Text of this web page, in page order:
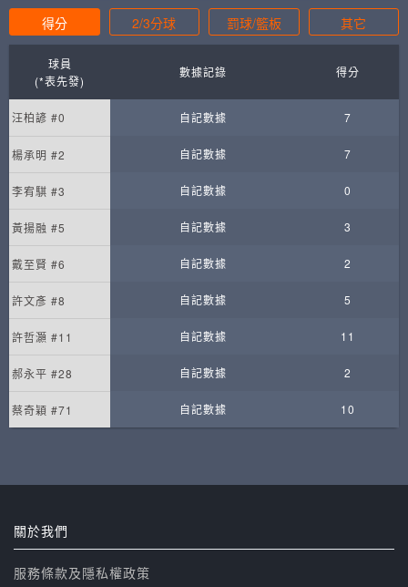
得分 2/3分球 罰球/籃板 其它
球員
(*表先發)
數據記錄 得分
汪柏諺 #0 自記數據 7
楊承明 #2 自記數據 7
李宥騏 #3 自記數據 0
黃揚融 #5 自記數據 3
戴至賢 #6 自記數據 2
許文彥 #8 自記數據 5
許哲灝 #11 自記數據 11
郝永平 #28 自記數據 2
蔡奇穎 #71 自記數據 10
關於我們
服務條款及隱私權政策